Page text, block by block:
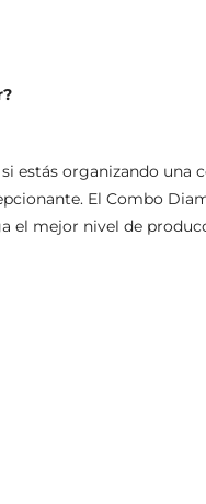
estás organizando
El Combo
el mejor nivel de